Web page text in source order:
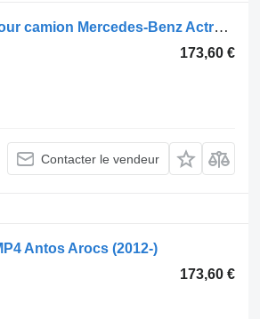
Phare Mercedes-Benz Actros MP4 (01.12-) A9608200639 pour camion Mercedes-Benz Actros MP4 Antos Arocs (2012-)
173,60 €
Contacter le vendeur
Antos Arocs (2012-)
173,60 €